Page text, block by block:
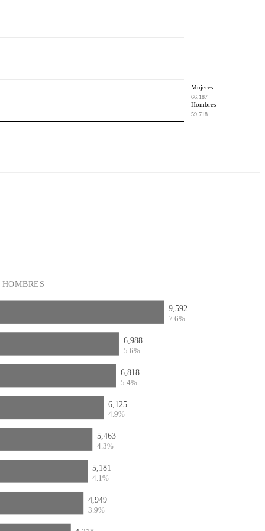
Mujeres
66,187
Hombres
59,718
HOMBRES
9,592
7.6%
6,988
5.6%
6,818
5.4%
6,125
4.9%
5,463
4.3%
5,181
4.1%
4,949
3.9%